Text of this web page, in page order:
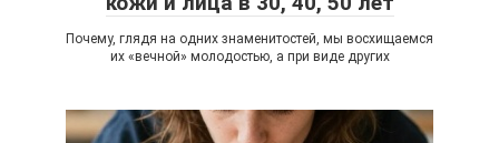
Почему, глядя на одних знаменитостей, мы восхищаемся
их «вечной» молодостью, а при виде других